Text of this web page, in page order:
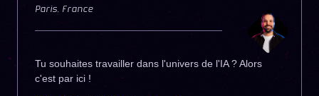
Paris, France
Tu souhaites travailler dans l'univers de l'IA ? Alors
c'est par ici !